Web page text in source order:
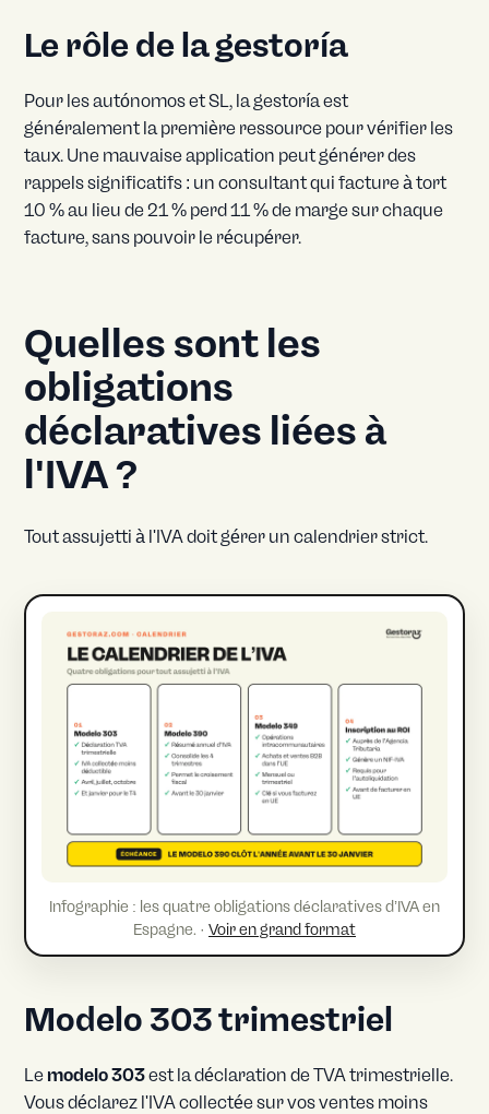
Le rôle de la gestoría
Pour les autónomos et SL, la gestoría est
généralement la première ressource pour vérifier les
taux. Une mauvaise application peut générer des
rappels significatifs : un consultant qui facture à tort
10 % au lieu de 21 % perd 11 % de marge sur chaque
facture, sans pouvoir le récupérer.
Quelles sont les
obligations
déclaratives liées à
l'IVA ?
Tout assujetti à l'IVA doit gérer un calendrier strict.
Infographie : les quatre obligations déclaratives d’IVA en
Espagne. · Voir en grand format
Modelo 303 trimestriel
Le modelo 303est la déclaration de TVA trimestrielle.
Vous déclarez l'IVA collectée sur vos ventes moins